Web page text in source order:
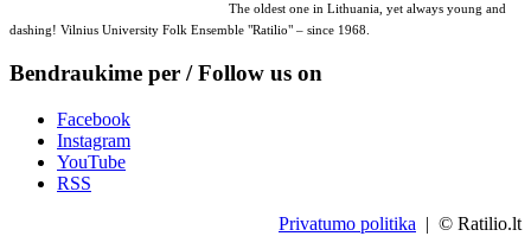
The oldest one in Lithuania, yet always young and
dashing! Vilnius University Folk Ensemble "Ratilio" – since 1968.
Bendraukime per / Follow us on
Facebook
Instagram
YouTube
RSS
Privatumo politika | © Ratilio.lt